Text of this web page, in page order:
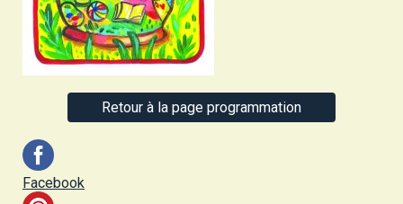
Retour à la page programmation
Facebook